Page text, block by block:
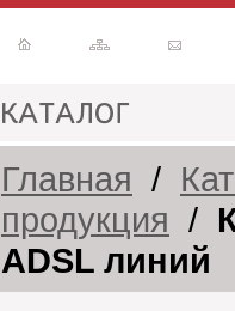
Главная /
продукция /
ADSL линий